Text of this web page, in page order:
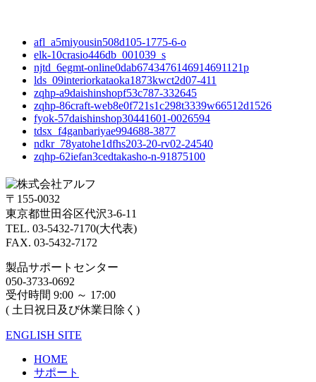
afl_a5miyousin508d105-1775-6-o
elk-10crasio446db_001039_s
njtd_6egmt-online0dab6743476146914691121p
lds_09interiorkataoka1873kwct2d07-411
zqhp-a9daishinshopf53c787-332645
zqhp-86craft-web8e0f721s1c298t3339w66512d1526
fyok-57daishinshop30441601-0026594
tdsx_f4ganbariyae994688-3877
ndkr_78yatohe1dfhs203-20-rv02-24540
zqhp-62iefan3cedtakasho-n-91875100
〒155-0032
東京都世田谷区代沢3-6-11
TEL. 03-5432-7170(大代表)
FAX. 03-5432-7172
製品サポートセンター
050-3733-0692
受付時間 9:00 ～ 17:00
( 土日祝日及び休業日除く)
ENGLISH SITE
HOME
サポート